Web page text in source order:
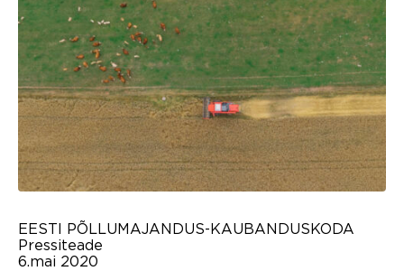
EESTI PÕLLUMAJANDUS-KAUBANDUSKODA
Pressiteade
6.mai 2020